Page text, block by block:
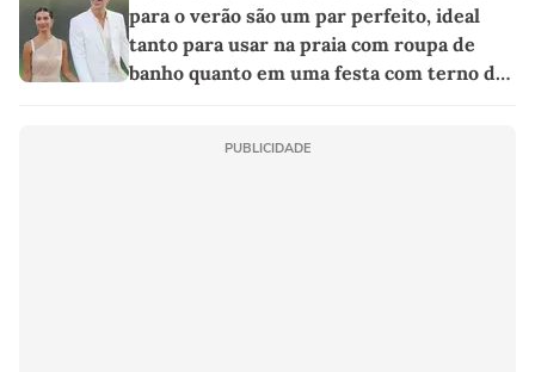
para o verão são um par perfeito, ideal
tanto para usar na praia com roupa de
banho quanto em uma festa com terno de
PUBLICIDADE